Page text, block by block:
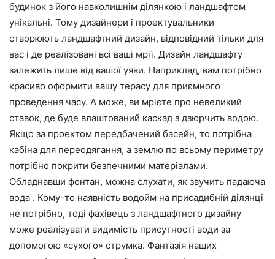
будинок з його навколишнім ділянкою і ландшафтом
унікальні. Тому дизайнери і проектувальники
створюють ландшафтний дизайн, відповідний тільки для
вас і де реалізовані всі ваші мрії. Дизайн ландшафту
залежить лише від вашої уяви. Наприклад, вам потрібно
красиво оформити вашу терасу для приємного
проведення часу. А може, ви мрієте про невеликий
ставок, де буде влаштований каскад з дзюрчить водою.
Якщо за проектом передбачений басейн, то потрібна
кабіна для переодягання, а землю по всьому периметру
потрібно покрити безпечними матеріалами.
Обладнавши фонтан, можна слухати, як звучить падаюча
вода . Кому-то наявність водойм на присадибній ділянці
не потрібно, тоді фахівець з ландшафтного дизайну
може реалізувати видимість присутності води за
допомогою «сухого» струмка. Фантазія наших